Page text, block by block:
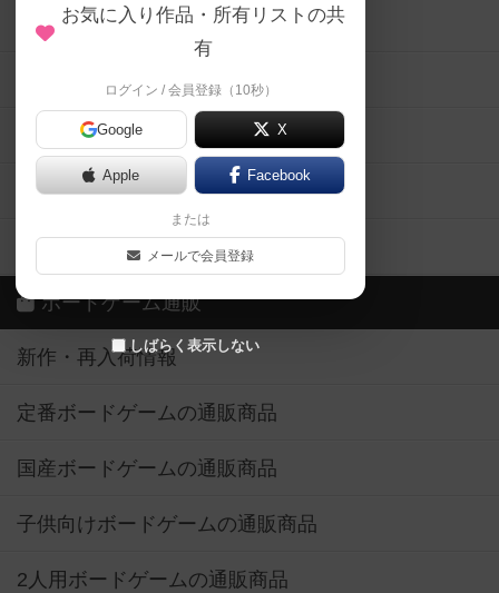
お気に入り作品・所有リストの共
有
ログイン / 会員登録（10秒）
Google X
Apple Facebook
または
メールで会員登録
しばらく表示しない
メカニクス特集
掲示板・トピックス
ボドとも・会員一覧
ボードゲーム業界コラム
ボドゲーマご利用案内
ボードゲーム通販
新作・再入荷情報
定番ボードゲームの通販商品
国産ボードゲームの通販商品
子供向けボードゲームの通販商品
2人用ボードゲームの通販商品